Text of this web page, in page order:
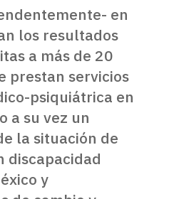
en
los resultados
a más de 20
prestan servicios
psiquiátrica en
a su vez un
la situación de
discapacidad
y